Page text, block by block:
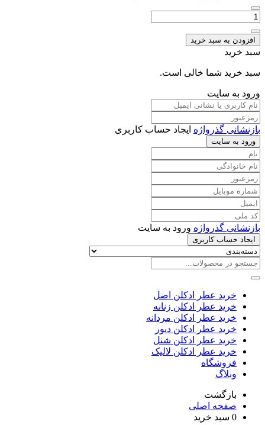
تعداد:
ادکلن
مون
جانوین
مون
جانوین
افزودن به سبد خرید
سبد خرید
سبد خرید شما خالی است.
ورود به سایت
بازنشانی گذرواژه ایجاد حساب کاربری
ورود به سایت
بازنشانی گذرواژه ورود به سایت
ایجاد حساب کاربری
خرید عطر ادکلن اصل
خرید عطر ادکلن زنانه
خرید عطر ادکلن مردانه
خرید عطر ادکلن دیور
خرید عطر ادکلن شنل
خرید عطر ادکلن لالیک
فروشگاه
وبلاگ
بازگشت
صفحه اصلی
0 سبد خرید